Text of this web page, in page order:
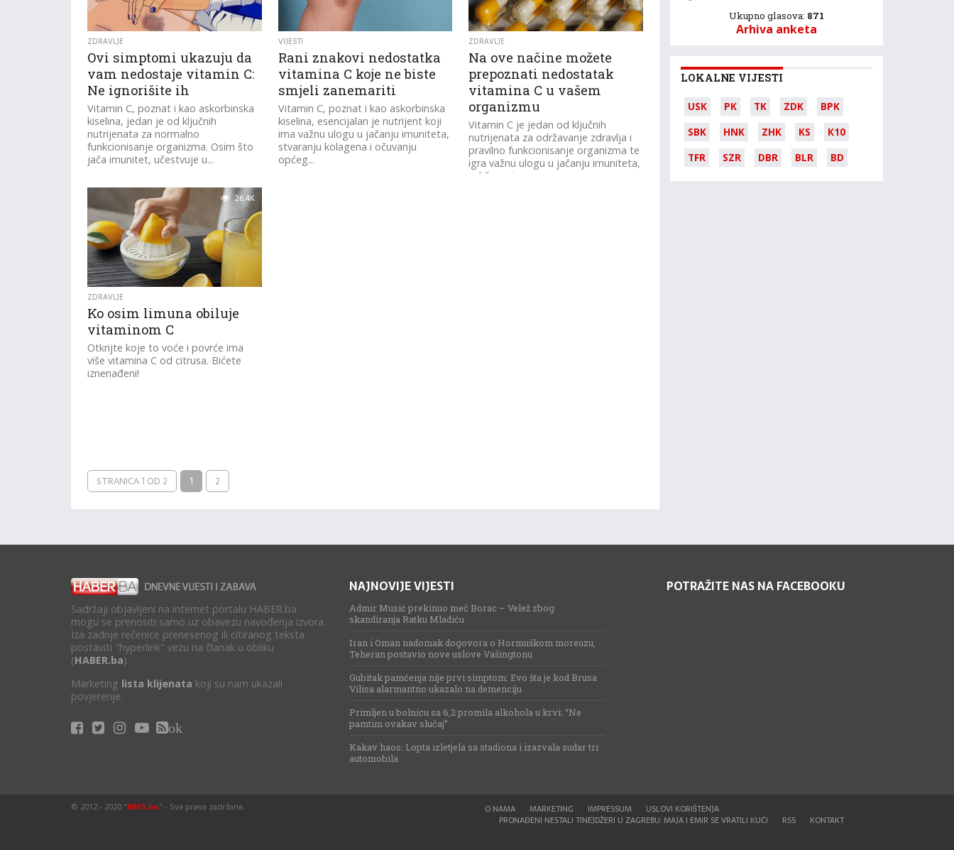
ZDRAVLJE
Ovi simptomi ukazuju da
vam nedostaje vitamin C:
Ne ignorišite ih
Vitamin C, poznat i kao askorbinska
kiselina, jedan je od ključnih
nutrijenata za normalno
funkcionisanje organizma. Osim što
jača imunitet, učestvuje u...
VIJESTI
Rani znakovi nedostatka
vitamina C koje ne biste
smjeli zanemariti
Vitamin C, poznat i kao askorbinska
kiselina, esencijalan je nutrijent koji
ima važnu ulogu u jačanju imuniteta,
stvaranju kolagena i očuvanju
općeg...
ZDRAVLJE
Na ove načine možete
prepoznati nedostatak
vitamina C u vašem
organizmu
Vitamin C je jedan od ključnih
nutrijenata za održavanje zdravlja i
pravilno funkcionisanje organizma te
igra važnu ulogu u jačanju imuniteta,
održavanju...
26.4K
ZDRAVLJE
Ko osim limuna obiluje
vitaminom C
Otkrijte koje to voće i povrće ima
više vitamina C od citrusa. Bićete
iznenađeni!
STRANICA 1 OD 2 1 2
Ukupno glasova: 871
Arhiva anketa
LOKALNE VIJESTI
USK PK TK ZDK
BPK
SBK
HNK ZHK KS
K10
TFR
SZR DBR BLR BD
Sadržaji objavljeni na internet portalu HABER.ba
mogu se prenositi samo uz obavezu navođenja izvora.
Iza zadnje rečenice prenesenog ili citiranog teksta
postaviti "hyperlink" vezu na članak u obliku
(HABER.ba).
Marketing lista klijenata koji su nam ukazali
povjerenje.
ok
NAJNOVIJE VIJESTI
Admir Musić prekinuo meč Borac – Velež zbog
skandiranja Ratku Mladiću
Iran i Oman nadomak dogovora o Hormuškom moreuzu,
Teheran postavio nove uslove Vašingtonu
Gubitak pamćenja nije prvi simptom: Evo šta je kod Brusa
Vilisa alarmantno ukazalo na demenciju
Primljen u bolnicu sa 6,2 promila alkohola u krvi: “Ne
pamtim ovakav slučaj”
Kakav haos: Lopta izletjela sa stadiona i izazvala sudar tri
automobila
POTRAŽITE NAS NA FACEBOOKU
O NAMA MARKETING IMPRESSUM
USLOVI KORIŠTENJA
PRONAĐENI NESTALI TINEJDŽERI U ZAGREBU: MAJA I EMIR SE VRATILI KUĆI
RSS KONTAKT
© 2012 - 2020 "NMS.ba" - Sva prava zadržana.